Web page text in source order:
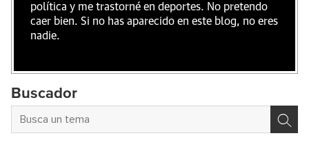
política y me trastorné en deportes. No pretendo
caer bien. Si no has aparecido en este blog, no eres
nadie.
Buscador